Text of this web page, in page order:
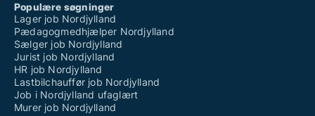
Populære søgninger
Lager job Nordjylland
Pædagogmedhjælper Nordjylland
Sælger job Nordjylland
Jurist job Nordjylland
HR job Nordjylland
Lastbilchauffør job Nordjylland
Job i Nordjylland ufaglært
Murer job Nordjylland